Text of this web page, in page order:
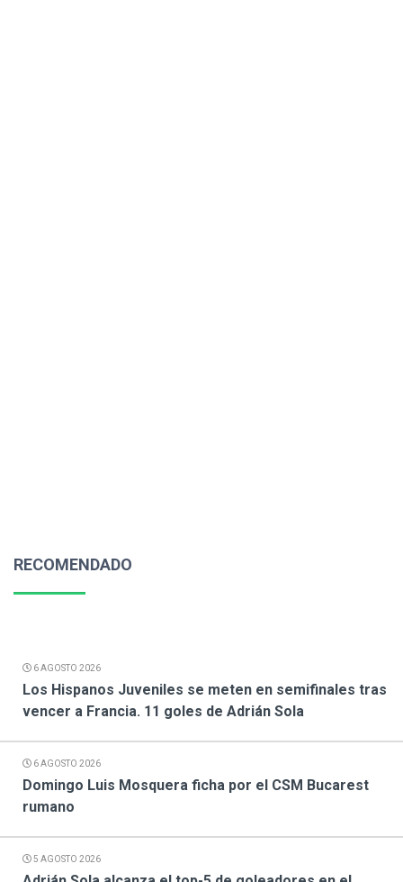
RECOMENDADO
6 AGOSTO 2026
Los Hispanos Juveniles se meten en semifinales tras
vencer a Francia. 11 goles de Adrián Sola
6 AGOSTO 2026
Domingo Luis Mosquera ficha por el CSM Bucarest
rumano
5 AGOSTO 2026